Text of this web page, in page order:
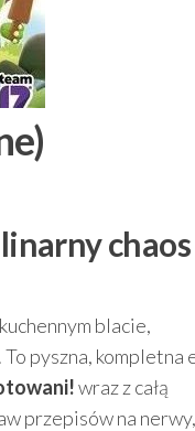
blacie,
pyszna, kompletna
wraz z całą
przepisów na nerwy,